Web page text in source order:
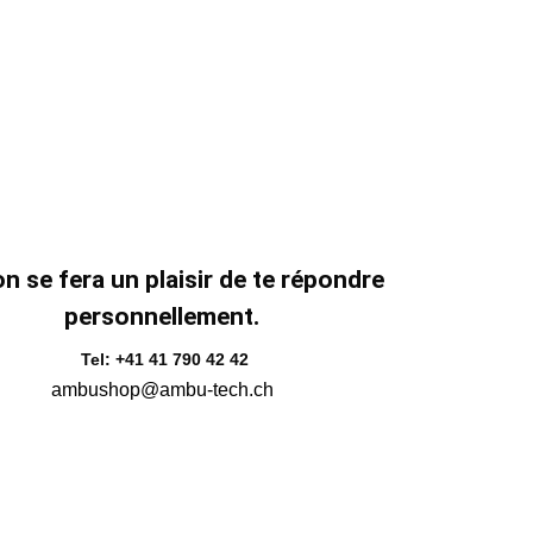
se fera un plaisir de te répondre
personnellement.
Tel: +41 41 790 42 42
ambushop@ambu-tech.ch